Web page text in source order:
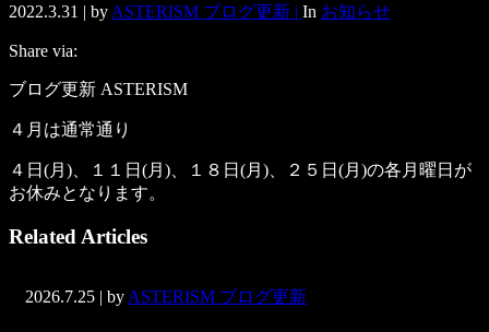
2022.3.31 | by ASTERISM ブログ更新 | In お知らせ
Share via:
ブログ更新 ASTERISM
４月は通常通り
４日(月)、１１日(月)、１８日(月)、２５日(月)の各月曜日が
お休みとなります。
Related Articles
2026.7.25 | by ASTERISM ブログ更新